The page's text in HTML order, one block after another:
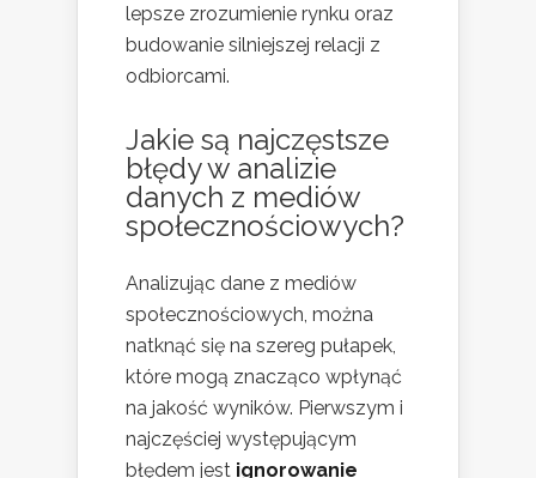
lepsze zrozumienie rynku oraz
budowanie silniejszej relacji z
odbiorcami.
Jakie są najczęstsze
błędy w analizie
danych z mediów
społecznościowych?
Analizując dane z mediów
społecznościowych, można
natknąć się na szereg pułapek,
które mogą znacząco wpłynąć
na jakość wyników. Pierwszym i
najczęściej występującym
błędem jest ignorowanie